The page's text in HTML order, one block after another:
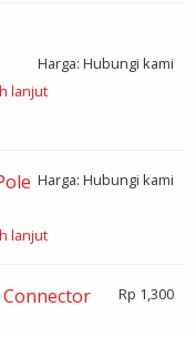
Harga: Hubungi kami
lanjut
Harga: Hubungi kami
lanjut
Rp 1,300